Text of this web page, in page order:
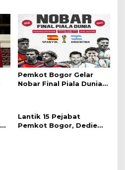
Pemkot Bogor Gelar
Nobar Final Piala Dunia
Lantik 15 Pejabat
Pemkot Bogor, Dedie